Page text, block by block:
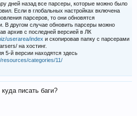
дней назад все парсеры, которые можно было
Если в глобальных настройках включена
парсеров, то они обновятся
В другом случае обновить парсеры можно
архив с последней версией в ЛК
userarea/index и скопировав папку с парсерами
на хостинг.
5-й версии находятся здесь
resources/categories/11/
куда писать баги?